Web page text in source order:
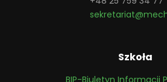
Szkoła
BIP-Biuletyn Informacji